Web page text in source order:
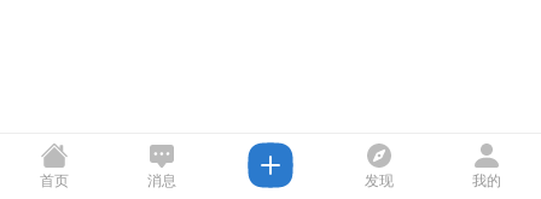
首页 消息 发现 我的